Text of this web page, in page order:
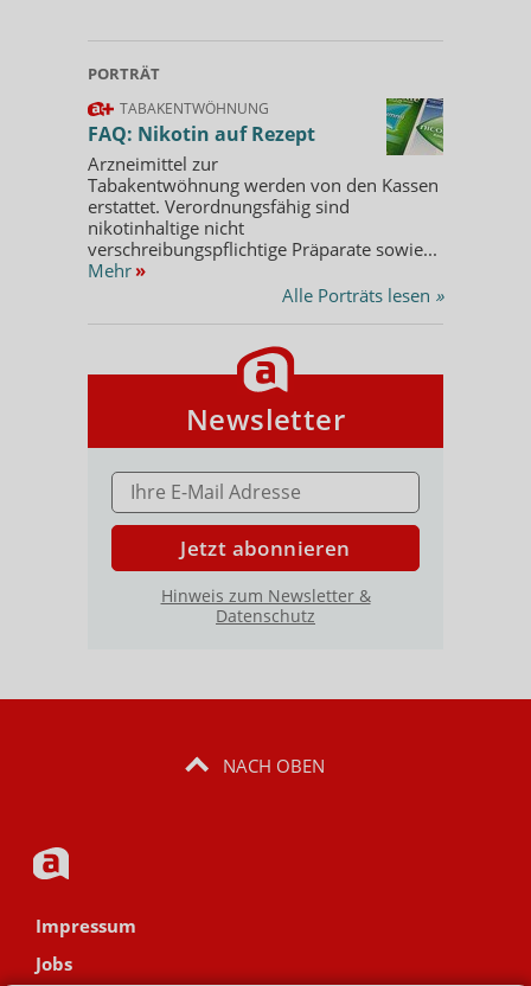
PORTRÄT
TABAKENTWÖHNUNG
FAQ: Nikotin auf Rezept
Arzneimittel zur
Tabakentwöhnung werden von den Kassen
erstattet. Verordnungsfähig sind
nikotinhaltige nicht
verschreibungspflichtige Präparate sowie...
Mehr »
Alle Porträts lesen »
Newsletter
E-MAIL ADRESSE
Jetzt abonnieren
Hinweis zum Newsletter &
Datenschutz
NACH OBEN
Impressum
Jobs